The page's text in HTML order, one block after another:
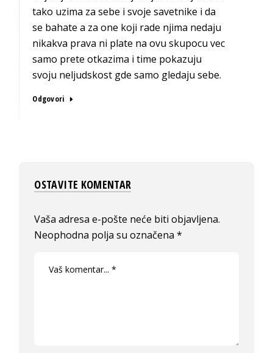
tako uzima za sebe i svoje savetnike i da
se bahate a za one koji rade njima nedaju
nikakva prava ni plate na ovu skupocu vec
samo prete otkazima i time pokazuju
svoju neljudskost gde samo gledaju sebe.
Odgovori
OSTAVITE KOMENTAR
Vaša adresa e-pošte neće biti objavljena.
Neophodna polja su označena*